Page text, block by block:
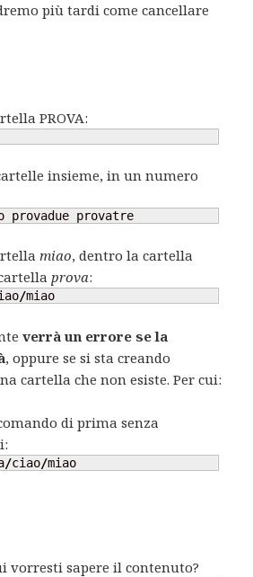
più tardi come cancellare
PROVA:
insieme, in un numero
provadue provatre
miao, dentro la cartella
prova:
/miao
verrà un errore se la
, oppure se si sta creando
cartella che non esiste. Per cui:
di prima senza
/ciao/miao
vorresti sapere il contenuto?